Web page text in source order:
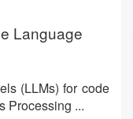
Language
(LLMs) for code
Processing ...